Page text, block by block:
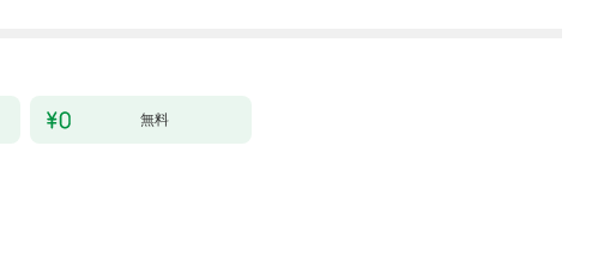
無料